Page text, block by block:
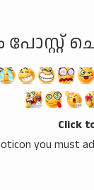
Click
you must